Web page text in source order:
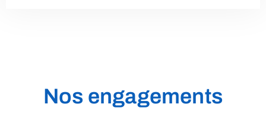
Nos engagements